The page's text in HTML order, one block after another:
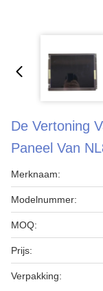
De Vertoning
Paneel Van
Merknaam:
Modelnummer:
MOQ:
Prijs:
Verpakking: